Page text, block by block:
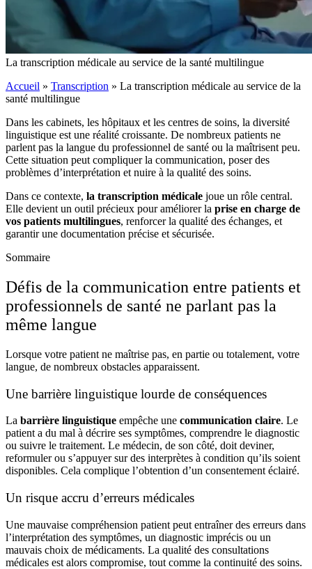
La transcription médicale au service de la santé multilingue
Accueil » Transcription » La transcription médicale au service de la
santé multilingue
Dans les cabinets, les hôpitaux et les centres de soins, la diversité
linguistique est une réalité croissante. De nombreux patients ne
parlent pas la langue du professionnel de santé ou la maîtrisent peu.
Cette situation peut compliquer la communication, poser des
problèmes d’interprétation et nuire à la qualité des soins.
Dans ce contexte, la transcription médicale joue un rôle central.
Elle devient un outil précieux pour améliorer la prise en charge de
vos patients multilingues, renforcer la qualité des échanges, et
garantir une documentation précise et sécurisée.
Sommaire
Défis de la communication entre patients et
professionnels de santé ne parlant pas la
même langue
Lorsque votre patient ne maîtrise pas, en partie ou totalement, votre
langue, de nombreux obstacles apparaissent.
Une barrière linguistique lourde de conséquences
La barrière linguistique empêche une communication claire. Le
patient a du mal à décrire ses symptômes, comprendre le diagnostic
ou suivre le traitement. Le médecin, de son côté, doit deviner,
reformuler ou s’appuyer sur des interprètes à condition qu’ils soient
disponibles. Cela complique l’obtention d’un consentement éclairé.
Un risque accru d’erreurs médicales
Une mauvaise compréhension patient peut entraîner des erreurs dans
l’interprétation des symptômes, un diagnostic imprécis ou un
mauvais choix de médicaments. La qualité des consultations
médicales est alors compromise, tout comme la continuité des soins.